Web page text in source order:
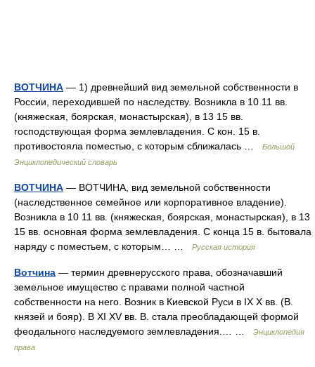
ВОТЧИНА — 1) древнейший вид земельной собственности в
России, переходившей по наследству. Возникла в 10 11 вв.
(княжеская, боярская, монастырская), в 13 15 вв.
господствующая форма землевладения. С кон. 15 в.
противостояла поместью, с которым сближалась …
Большой
Энциклопедический словарь
ВОТЧИНА — ВОТЧИНА, вид земельной собственности
(наследственное семейное или корпоративное владение).
Возникла в 10 11 вв. (княжеская, боярская, монастырская), в 13
15 вв. основная форма землевладения. С конца 15 в. бытовала
наряду с поместьем, с которым… …
Русская история
Вотчина — термин древнерусского права, обозначавший
земельное имущество с правами полной частной
собственности на него. Возник в Киевской Руси в IX X вв. (В.
князей и бояр). В XI XV вв. В. стала преобладающей формой
феодального наследуемого землевладения.… …
Энциклопедия
права